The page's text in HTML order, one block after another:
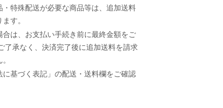
特殊配送が必要な商品等は、追加送料
す。
は、お支払い手続き前に最終金額をご
了承なく、決済完了後に追加送料を請求
基づく表記」の配送・送料欄をご確認